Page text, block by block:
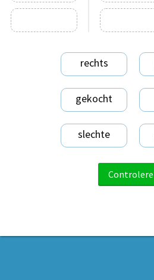
rechts
gekocht
slechte